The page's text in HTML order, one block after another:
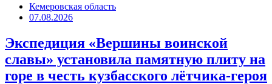
Кемеровская область
07.08.2026
Экспедиция «Вершины воинской
славы» установила памятную плиту на
горе в честь кузбасского лётчика-героя